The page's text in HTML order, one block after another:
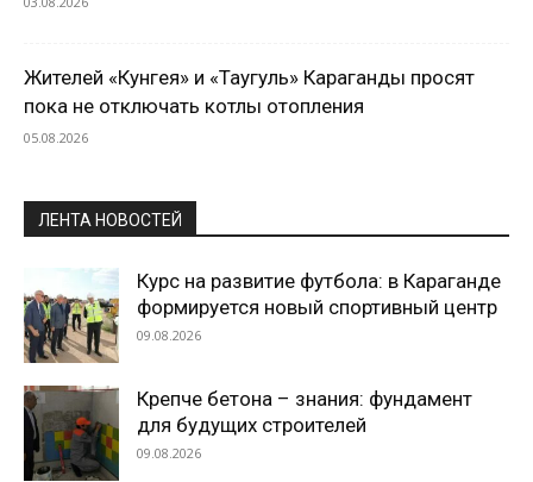
Жителей «Кунгея» и «Таугуль» Караганды просят
пока не отключать котлы отопления
05.08.2026
ЛЕНТА НОВОСТЕЙ
Курс на развитие футбола: в Караганде
формируется новый спортивный центр
09.08.2026
Крепче бетона – знания: фундамент
для будущих строителей
09.08.2026